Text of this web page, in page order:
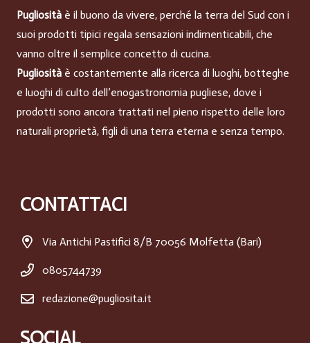
Pugliosità è il buono da vivere, perché la terra del Sud con i
suoi prodotti tipici regala sensazioni indimenticabili, che
vanno oltre il semplice concetto di cucina.
Pugliosità è costantemente alla ricerca di luoghi, botteghe
e luoghi di culto dell’enogastronomia pugliese, dove i
prodotti sono ancora trattati nel pieno rispetto delle loro
naturali proprietà, figli di una terra eterna e senza tempo.
CONTATTACI
Via Antichi Pastifici 8/B 70056 Molfetta (Bari)
0805744739
redazione@pugliosita.it
SOCIAL